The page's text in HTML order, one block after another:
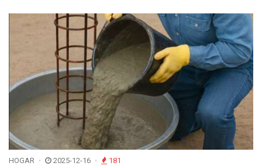
HOGAR 2025-12-16 181